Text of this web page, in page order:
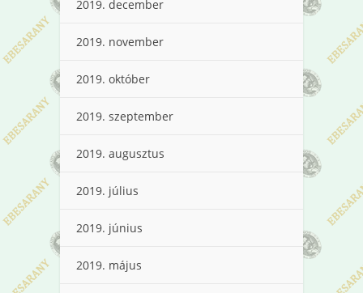
2019. december
2019. november
2019. október
2019. szeptember
2019. augusztus
2019. július
2019. június
2019. május